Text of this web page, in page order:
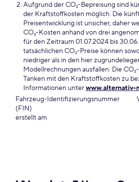
Aufgrund der CO₂-Bepreisung sind
der Kraftstoffkosten möglich. Die
Preisentwicklung ist unsicher, daher
CO₂-Kosten anhand von drei
für den Zeitraum 01.07.2024 bis
tatsächlichen CO₂-Preise können
niedriger als in den hier
Modellrechnungen ausfallen. Die
Tanken mit den Kraftstoffkosten zu
Informationen unterwww.alternativ-
Fahrzeug-Identifizierungsnummer
(FIN)
erstellt am